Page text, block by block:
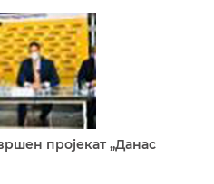
пројекат „Данас